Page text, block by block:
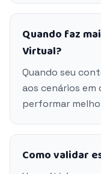
Quando faz
Virtual?
Quando seu
aos cenários em
performar
Como validar